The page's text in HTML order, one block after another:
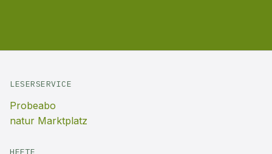
LESERSERVICE
Probeabo
natur Marktplatz
HEFTE